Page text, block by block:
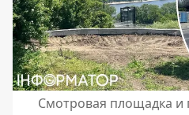
Смотровая площадка